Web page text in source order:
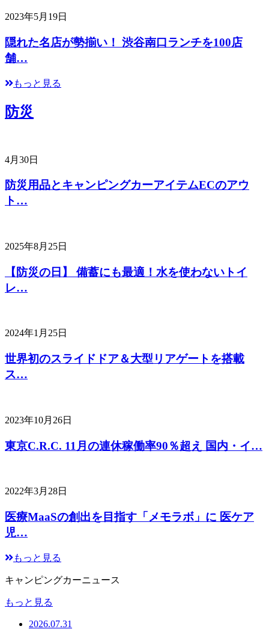
2023年5月19日
隠れた名店が勢揃い！ 渋谷南口ランチを100店
舗…
もっと見る
防災
4月30日
防災用品とキャンピングカーアイテムECのアウ
ト…
2025年8月25日
【防災の日】 備蓄にも最適！水を使わないトイ
レ…
2024年1月25日
世界初のスライドドア＆大型リアゲートを搭載
ス…
2023年10月26日
東京C.R.C. 11月の連休稼働率90％超え 国内・イ…
2022年3月28日
医療MaaSの創出を目指す「メモラボ」に 医ケア
児…
もっと見る
キャンピングカーニュース
もっと見る
2026.07.31